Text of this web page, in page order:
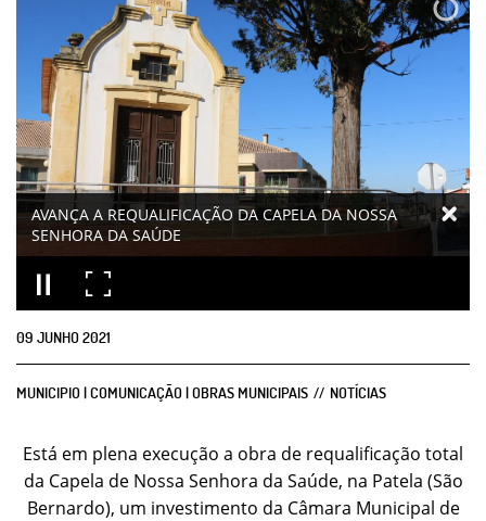
AVANÇA A REQUALIFICAÇÃO DA CAPELA DA NOSSA
SENHORA DA SAÚDE
09 JUNHO2021
MUNICIPIO | COMUNICAÇÃO | OBRAS MUNICIPAIS NOTÍCIAS
Está em plena execução a obra de requalificação total
da Capela de Nossa Senhora da Saúde, na Patela (São
Bernardo), um investimento da Câmara Municipal de